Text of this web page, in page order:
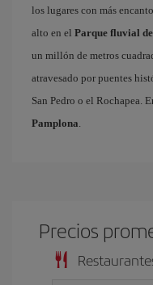
los lugares con más
alto en el Parque fluvial
un millón de metros
atravesado por puentes
San Pedro o el Rochapea.
Pamplona.
Precios